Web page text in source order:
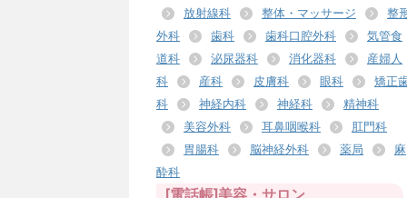
放射線科
整体・マッサージ
整
外科
歯科 歯科口腔外科
気管食
道科
泌尿器科 消化器科
産婦人
科
産科 皮膚科 眼科
矯正
科
神経内科 神経科
精神科
美容外科
耳鼻咽喉科
肛門科
胃腸科
脳神経外科 薬局
麻
酔科